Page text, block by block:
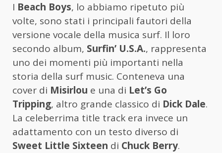
I Beach Boys, lo abbiamo ripetuto più
volte, sono stati i principali fautori della
versione vocale della musica surf. Il loro
secondo album, Surfin’ U.S.A., rappresenta
uno dei momenti più importanti nella
storia della surf music. Conteneva una
cover di Misirlou e una di Let’s Go
Tripping, altro grande classico di Dick Dale.
La celeberrima title track era invece un
adattamento con un testo diverso di
Sweet Little Sixteen di Chuck Berry.